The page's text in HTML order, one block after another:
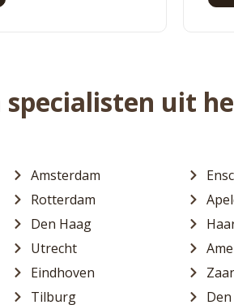
specialisten uit
Amsterdam
Rotterdam
Den Haag
Utrecht
Eindhoven
Tilburg